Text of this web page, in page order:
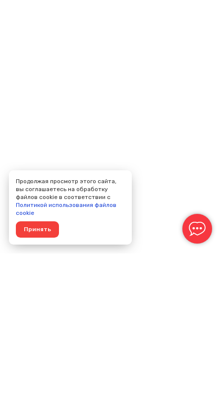
Продолжая просмотр этого сайта,
вы соглашаетесь на обработку
файлов cookie в соответствии с
Политикой использования файлов
cookie
Принять